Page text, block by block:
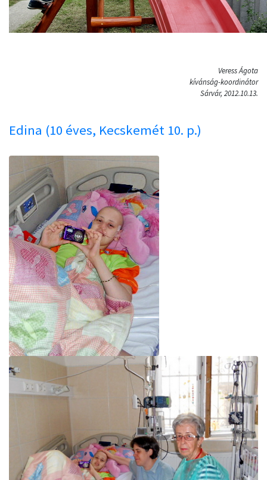
Veress Ágota
kívánság-koordinátor
Sárvár, 2012.10.13.
Edina (10 éves, Kecskemét 10. p.)